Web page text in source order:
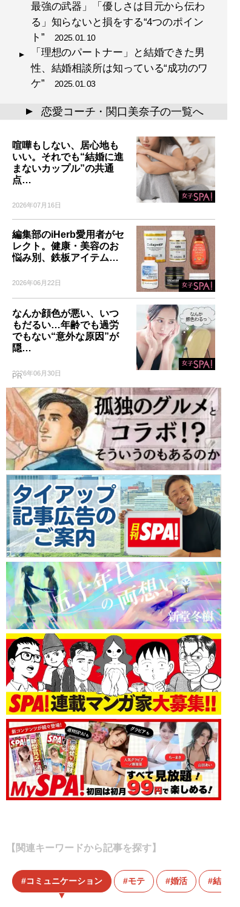
最強の武器」「優しさは目元から伝わ
る」知らないと損をする“4つのポイン
ト” 2025.01.10
「理想のパートナー」と結婚できた男
性、結婚相談所は知っている“成功のワ
ケ” 2025.01.03
▲ 恋愛コーチ・関口美奈子の一覧へ
喧嘩もしない、居心地も
いい。それでも“結婚に進
まないカップル”の共通
点…
2026年07月16日
編集部のiHerb愛用者がセ
レクト。健康・美容のお
悩み別、鉄板アイテム…
2026年06月22日
なんか顔色が悪い、いつ
もだるい…年齢でも過労
でもない“意外な原因”が
隠…
2026年06月30日
PR
【関連キーワードから記事を探す】
コミュニケーション モテ 婚活 結婚